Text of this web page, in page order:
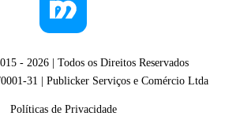
- 2026 | Todos os Direitos Reservados
31 | Publicker Serviços e Comércio Ltda
Políticas de Privacidade